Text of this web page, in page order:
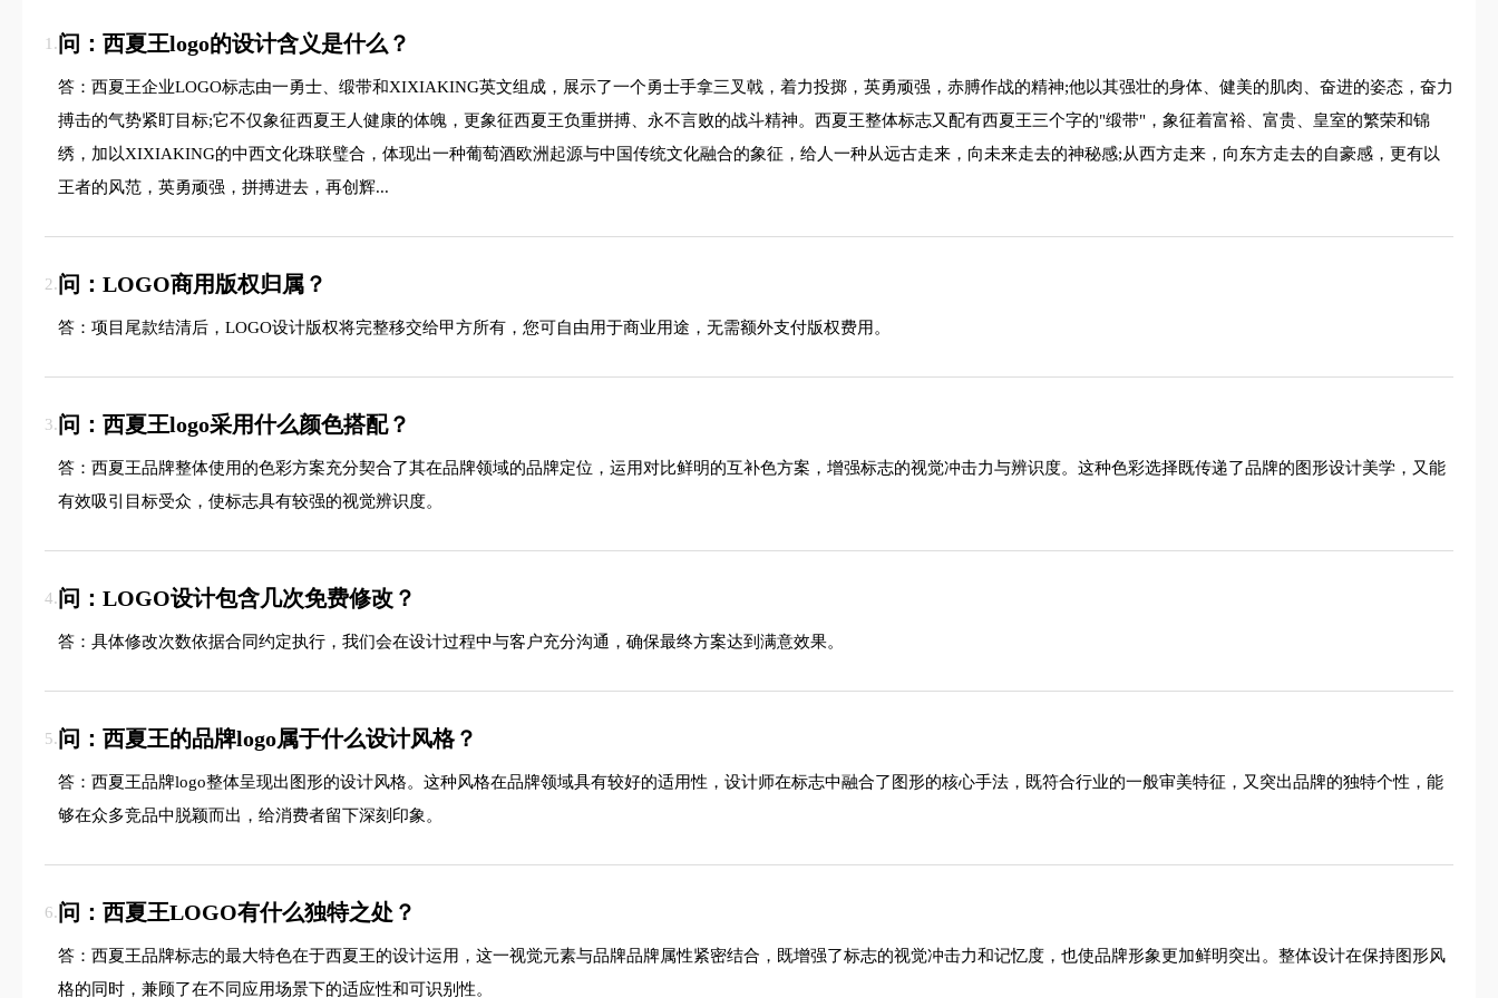
1.问：西夏王logo的设计含义是什么？
答：西夏王企业LOGO标志由一勇士、缎带和XIXIAKING英文组成，展示了一个勇士手拿三叉戟，着力投掷，英勇顽强，赤膊作战的精神;他以其强壮的身体、健美的肌肉、奋进的姿态，奋力
搏击的气势紧盯目标;它不仅象征西夏王人健康的体魄，更象征西夏王负重拼搏、永不言败的战斗精神。西夏王整体标志又配有西夏王三个字的"缎带"，象征着富裕、富贵、皇室的繁荣和锦
绣，加以XIXIAKING的中西文化珠联璧合，体现出一种葡萄酒欧洲起源与中国传统文化融合的象征，给人一种从远古走来，向未来走去的神秘感;从西方走来，向东方走去的自豪感，更有以
王者的风范，英勇顽强，拼搏进去，再创辉...
2.问：LOGO商用版权归属？
答：项目尾款结清后，LOGO设计版权将完整移交给甲方所有，您可自由用于商业用途，无需额外支付版权费用。
3.问：西夏王logo采用什么颜色搭配？
答：西夏王品牌整体使用的色彩方案充分契合了其在品牌领域的品牌定位，运用对比鲜明的互补色方案，增强标志的视觉冲击力与辨识度。这种色彩选择既传递了品牌的图形设计美学，又能
有效吸引目标受众，使标志具有较强的视觉辨识度。
4.问：LOGO设计包含几次免费修改？
答：具体修改次数依据合同约定执行，我们会在设计过程中与客户充分沟通，确保最终方案达到满意效果。
5.问：西夏王的品牌logo属于什么设计风格？
答：西夏王品牌logo整体呈现出图形的设计风格。这种风格在品牌领域具有较好的适用性，设计师在标志中融合了图形的核心手法，既符合行业的一般审美特征，又突出品牌的独特个性，能
够在众多竞品中脱颖而出，给消费者留下深刻印象。
6.问：西夏王LOGO有什么独特之处？
答：西夏王品牌标志的最大特色在于西夏王的设计运用，这一视觉元素与品牌品牌属性紧密结合，既增强了标志的视觉冲击力和记忆度，也使品牌形象更加鲜明突出。整体设计在保持图形风
格的同时，兼顾了在不同应用场景下的适应性和可识别性。